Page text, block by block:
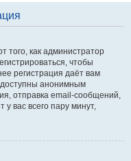
того, как администратор
чтобы
регистрация даёт вам
анонимным
отправка email-сообщений,
у вас всего пару минут,